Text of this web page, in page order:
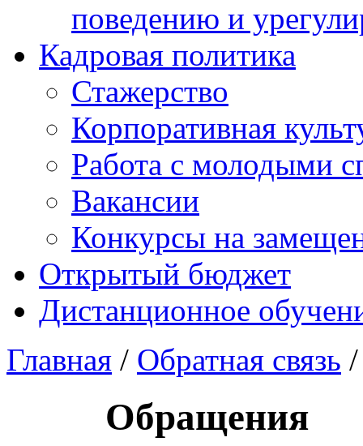
поведению и
Кадровая политика
Стажерство
Корпоративная
Работа с молодыми
Вакансии
Конкурсы на
Открытый бюджет
Дистанционное
Главная / Обратная связь
Обращения